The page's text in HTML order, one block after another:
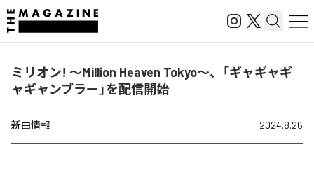
ミリオン! 〜Million Heaven Tokyo〜、「ギャギャギ
ャギャンブラー」を配信開始
新曲情報 2024.8.26